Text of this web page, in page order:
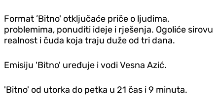
Format ’Bitno' otključaće priče o ljudima,
problemima, ponuditi ideje i rješenja. Ogoliće sirovu
realnost i čuda koja traju duže od tri dana.
Emisiju 'Bitno' uređuje i vodi Vesna Azić.
'Bitno' od utorka do petka u 21 čas i 9 minuta.